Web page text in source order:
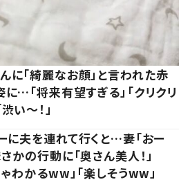
に「綺麗なお顔」と言われた赤
…「将来有望すぎる」「クリクリ
い～！」
に夫を連れて行くと…妻「おー
かの行動に「奥さん美人！」
ゃわかるww」「楽しそうww」